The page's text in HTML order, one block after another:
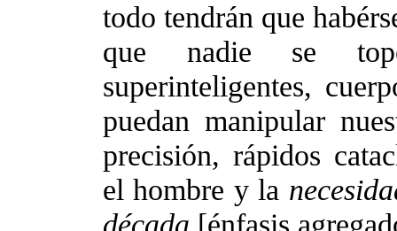
todo tendrán que
que nadie se
superinteligentes,
puedan manipular
precisión, rápidos
el hombre y la
década [énfasis